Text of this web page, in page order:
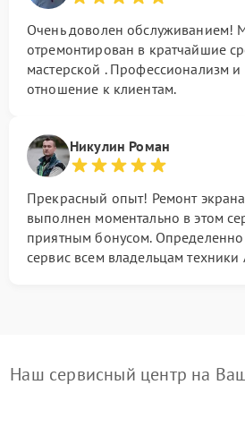
Очень доволен обслуживанием!
отремонтирован в кратчайшие
мастерской . Профессионализм и
отношение к клиентам.
Никулин Роман
Прекрасный опыт! Ремонт
выполнен моментально в этом
приятным бонусом.
сервис всем владельцам техники
Наш сервисный центр на